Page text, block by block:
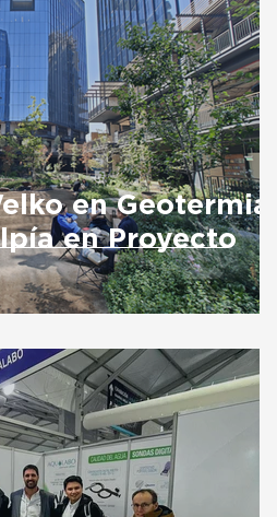
en Geotermia
en Proyecto